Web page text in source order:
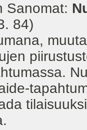
Sanomat:
84)